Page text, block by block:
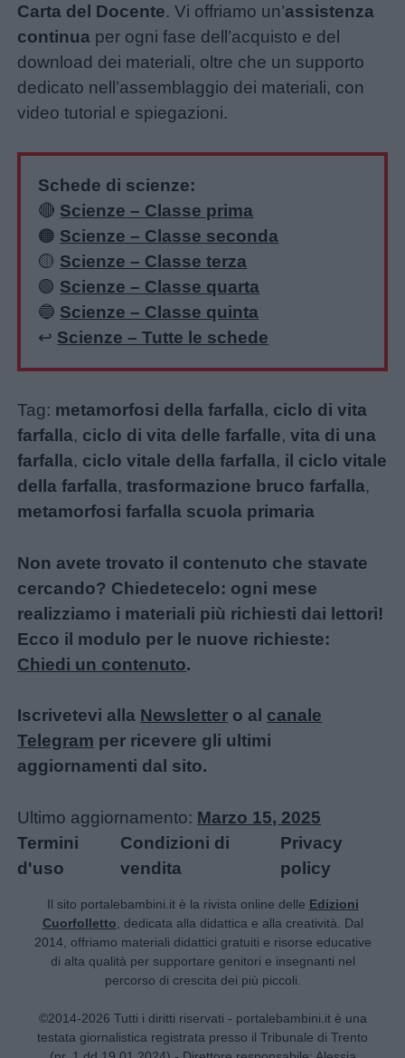
Carta del Docente. Vi offriamo un’assistenza
continua per ogni fase dell’acquisto e del
download dei materiali, oltre che un supporto
dedicato nell’assemblaggio dei materiali, con
video tutorial e spiegazioni.
Schede di scienze:
🔴 Scienze – Classe prima
🟠 Scienze – Classe seconda
🟡 Scienze – Classe terza
🟢 Scienze – Classe quarta
🔵 Scienze – Classe quinta
↩️ Scienze – Tutte le schede
Tag: metamorfosi della farfalla, ciclo di vita
farfalla, ciclo di vita delle farfalle,vita di una
farfalla, ciclo vitale della farfalla, il ciclo vitale
della farfalla,trasformazione bruco farfalla,
metamorfosi farfalla scuola primaria
Non avete trovato il contenuto che stavate
cercando? Chiedetecelo: ogni mese
realizziamo i materiali più richiesti dai lettori!
Ecco il modulo per le nuove richieste:
Chiedi un contenuto.
Iscrivetevi alla Newsletter o al canale
Telegram per ricevere gli ultimi
aggiornamenti dal sito.
Ultimo aggiornamento: Marzo 15, 2025
Termini
d'uso
Condizioni di
vendita
Privacy
policy
Il sito portalebambini.it è la rivista online delle Edizioni
Cuorfolletto , dedicata alla didattica e alla creatività. Dal
2014, offriamo materiali didattici gratuiti e risorse educative
di alta qualità per supportare genitori e insegnanti nel
percorso di crescita dei più piccoli.
©2014-2026 Tutti i diritti riservati - portalebambini.it è una
testata giornalistica registrata presso il Tribunale di Trento